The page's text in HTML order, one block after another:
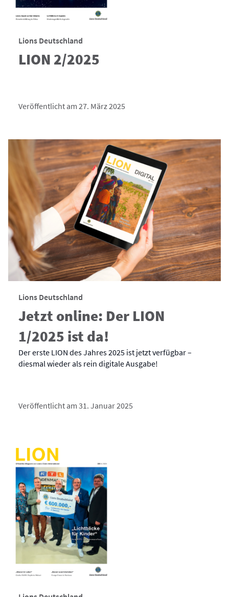
Lions Deutschland
LION 2/2025
Veröffentlicht am 27. März 2025
Lions Deutschland
Jetzt online: Der LION
1/2025 ist da!
Der erste LION des Jahres 2025 ist jetzt verfügbar –
diesmal wieder als rein digitale Ausgabe!
Veröffentlicht am 31. Januar 2025